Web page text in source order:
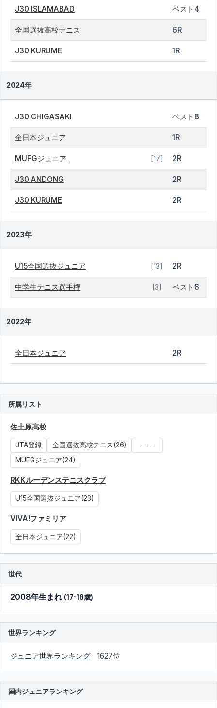
J30 ISLAMABAD ベスト4
全国選抜高校テニス 6R
J30 KURUME 1R
2024年
J30 CHIGASAKI ベスト8
全日本ジュニア 1R
MUFGジュニア [17] 2R
J30 ANDONG 2R
J30 KURUME 2R
2023年
U15全国選抜ジュニア [13] 2R
中学生テニス選手権 [3] ベスト8
2022年
全日本ジュニア 2R
所属リスト
佐土原高校
JTA登録 全国選抜高校テニス(26)
・・・
MUFGジュニア(24)
RKKルーデンステニスクラブ
U15全国選抜ジュニア(23)
VIVA!ファミリア
全日本ジュニア(22)
世代
2008年生まれ (17-18歳)
世界ランキング
ジュニア世界ランキング 1627位
国内ジュニアランキング